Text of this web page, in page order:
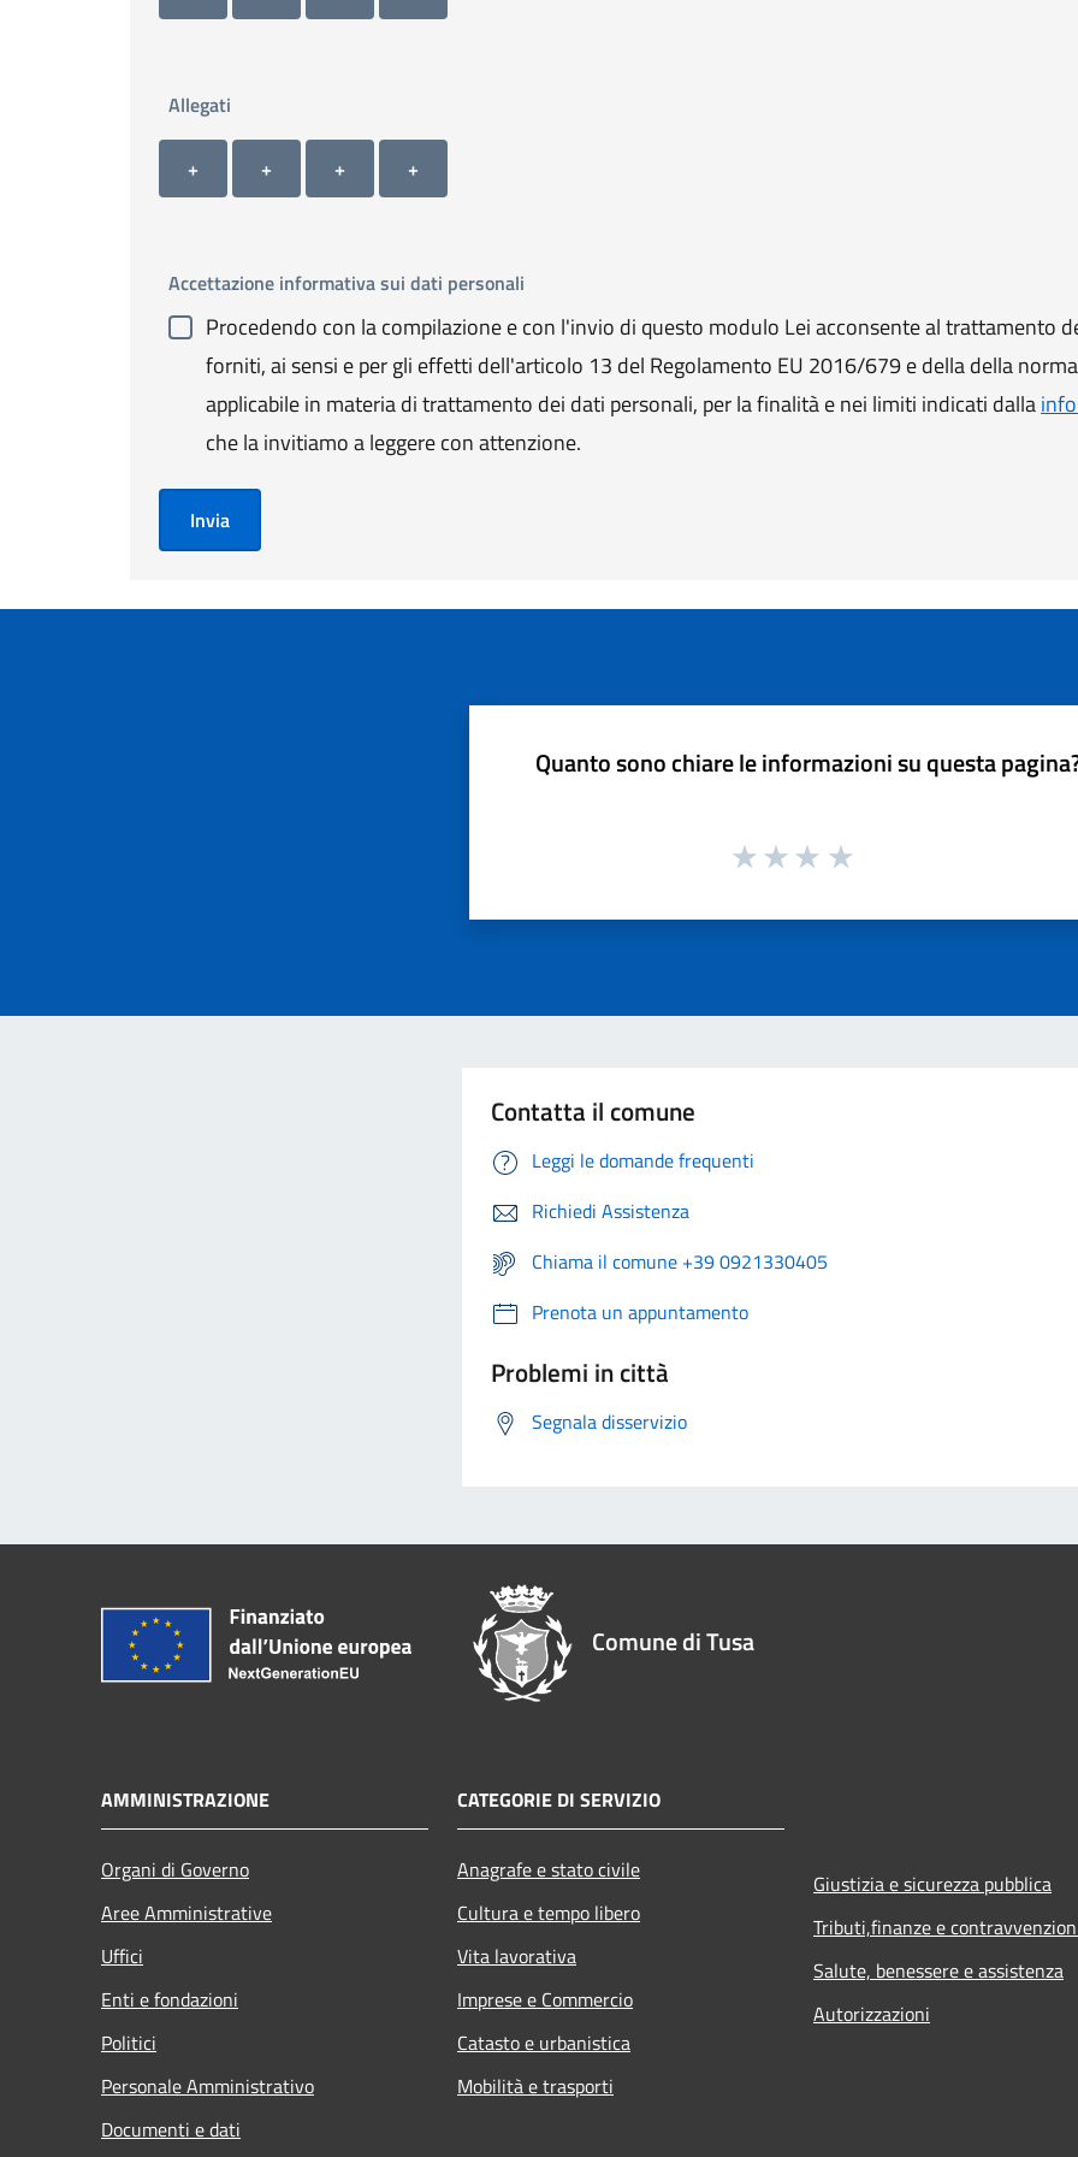
Allegati
Allegato 1
+
Allegato 2
+
Allegato 3
+
Allegato 4
+
Accettazione informativa sui dati personali
Procedendo con la compilazione e con l'invio di questo modulo Lei acconsente al trattamento
forniti, ai sensi e per gli effetti dell'articolo 13 del Regolamento EU 2016/679 e della della
applicabile in materia di trattamento dei dati personali, per la finalità e nei limiti indicati dalla
che la invitiamo a leggere con attenzione.
Invia
Quanto sono chiare le informazioni su questa
Contatta il comune
Leggi le domande frequenti
Richiedi Assistenza
Chiama il comune +39 0921330405
Prenota un appuntamento
Problemi in città
Segnala disservizio
Comune di Tusa
AMMINISTRAZIONE
Organi di Governo
Aree Amministrative
Uffici
Enti e fondazioni
Politici
Personale Amministrativo
Documenti e dati
CATEGORIE DI SERVIZIO
Anagrafe e stato civile
Cultura e tempo libero
Vita lavorativa
Imprese e Commercio
Catasto e urbanistica
Mobilità e trasporti
Giustizia e sicurezza pubblica
Tributi,finanze e
Salute, benessere e assistenza
Autorizzazioni